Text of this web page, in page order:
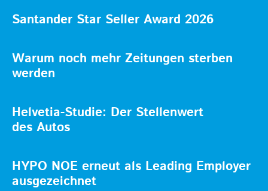
Santander Star Seller Award 2026
Warum noch mehr Zeitungen sterben
werden
Helvetia-Studie: Der Stellenwert
des Autos
HYPO NOE erneut als Leading Employer
ausgezeichnet